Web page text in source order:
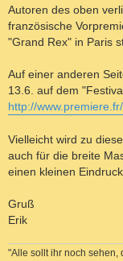
Autoren des oben
französische
"Grand Rex" in Paris
Auf einer anderen
13.6. auf dem
http://
Vielleicht wird zu
auch für die breite
einen kleinen
Gruß
Erik
"Alle sollt ihr noch sehen,